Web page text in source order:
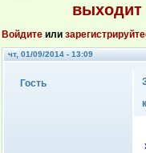
выходит
Войдите или
чт, 01/09/2014 - 13:09
Гость